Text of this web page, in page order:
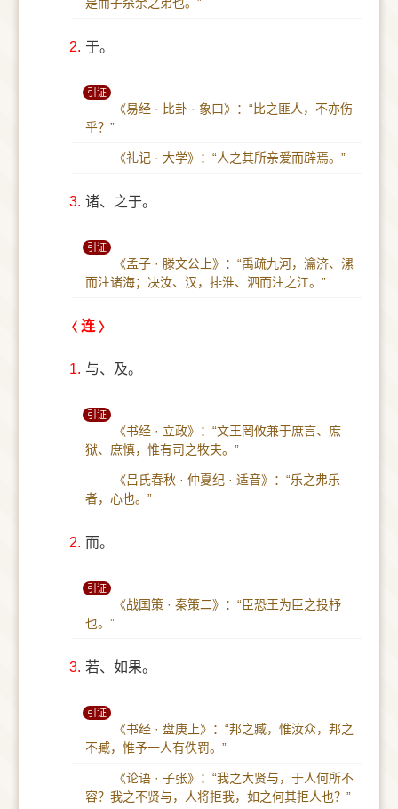
2. 于。
引证
《易经 · 比卦 · 象曰》：“比之匪人，不亦伤
乎？”
《礼记 · 大学》：“人之其所亲爱而辟焉。”
3. 诸、之于。
引证
《孟子 · 滕文公上》：“禹疏九河，瀹济、漯
而注诸海；决汝、汉，排淮、泗而注之江。”
连
1. 与、及。
引证
《书经 · 立政》：“文王罔攸兼于庶言、庶
狱、庶慎，惟有司之牧夫。”
《吕氏春秋 · 仲夏纪 · 适音》：“乐之弗乐
者，心也。”
2. 而。
引证
《战国策 · 秦策二》：“臣恐王为臣之投杼
也。”
3. 若、如果。
引证
《书经 · 盘庚上》：“邦之臧，惟汝众，邦之
不臧，惟予一人有佚罚。”
《论语 · 子张》：“我之大贤与，于人何所不
容？我之不贤与，人将拒我，如之何其拒人也？”